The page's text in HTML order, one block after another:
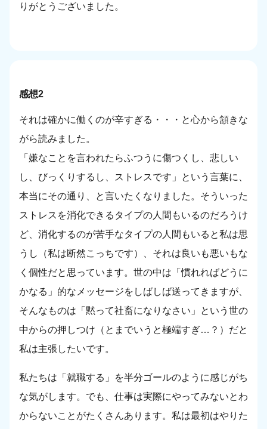
りがとうございました。
感想2
それは確かに働くのが辛すぎる・・・と心から頷きな
がら読みました。
「嫌なことを言われたらふつうに傷つくし、悲しい
し、びっくりするし、ストレスです」という言葉に、
本当にその通り、と言いたくなりました。そういった
ストレスを消化できるタイプの人間もいるのだろうけ
ど、消化するのが苦手なタイプの人間もいると私は思
うし（私は断然こっちです）、それは良いも悪いもな
く個性だと思っています。世の中は「慣れればどうに
かなる」的なメッセージをしばしば送ってきますが、
そんなものは「黙って社畜になりなさい」という世の
中からの押しつけ（とまでいうと極端すぎ…？）だと
私は主張したいです。
私たちは「就職する」を半分ゴールのように感じがち
な気がします。でも、仕事は実際にやってみないとわ
からないことがたくさんあります。私は最初はやりた